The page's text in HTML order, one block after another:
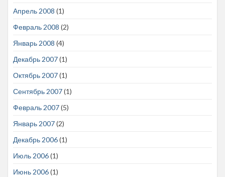
Апрель 2008 (1)
Февраль 2008 (2)
Январь 2008 (4)
Декабрь 2007(1)
Октябрь 2007(1)
Сентябрь 2007(1)
Февраль 2007(5)
Январь 2007(2)
Декабрь 2006(1)
Июль 2006(1)
Июнь 2006(1)